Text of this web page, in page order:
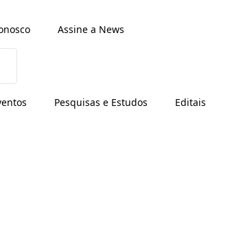
Assine a News
Pesquisas e Estudos Editais